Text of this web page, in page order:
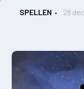
SPELLEN 28